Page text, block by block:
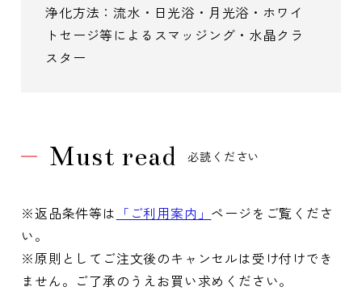
浄化方法：流水・日光浴・月光浴・ホワイ
トセージ等によるスマッジング・水晶クラ
スター
Must read 必読ください
※返品条件等は 「ご利用案内」 ページをご覧くださ
い。
※原則としてご注文後のキャンセルは受け付けでき
ません。ご了承のうえお買い求めください。